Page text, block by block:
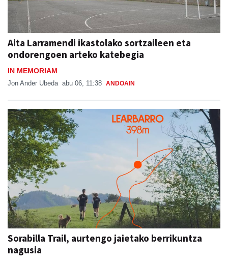
Aita Larramendi ikastolako sortzaileen eta
ondorengoen arteko katebegia
IN MEMORIAM
Jon Ander Ubeda abu 06, 11:38 ANDOAIN
Sorabilla Trail, aurtengo jaietako berrikuntza
nagusia